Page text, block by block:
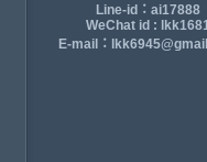
Line-id：ai17888
WeChat id :
E-mail：